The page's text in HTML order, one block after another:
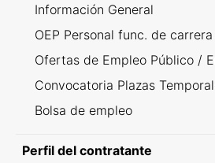
Información General
OEP Personal func. de
Ofertas de Empleo Público /
Convocatoria Plazas
Bolsa de empleo
Perfil del contratante